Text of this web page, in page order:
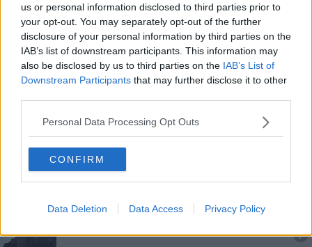
us or personal information disclosed to third parties prior to
your opt-out. You may separately opt-out of the further
disclosure of your personal information by third parties on the
IAB’s list of downstream participants. This information may
also be disclosed by us to third parties on the IAB’s List of
Downstream Participants that may further disclose it to other
Personal Data Processing Opt Outs
CONFIRM
Data Deletion Data Access Privacy Policy
Prosegue @Incontrandoci
Maltempo, le ultime notizie dai Comuni
Aggrediti col machete, inferno a Santo Domingo
e Smirnov
L' Arezzo calcio prende forma